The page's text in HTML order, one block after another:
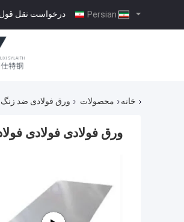
درخواست نقل قول
خانه محصولات ورق فولادی ضد
ورق فولادی فولادی